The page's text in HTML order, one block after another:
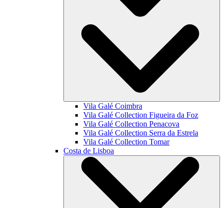
Vila Galé Coimbra
Vila Galé Collection Figueira da Foz
Vila Galé Collection Penacova
Vila Galé Collection Serra da Estrela
Vila Galé Collection Tomar
Costa de Lisboa